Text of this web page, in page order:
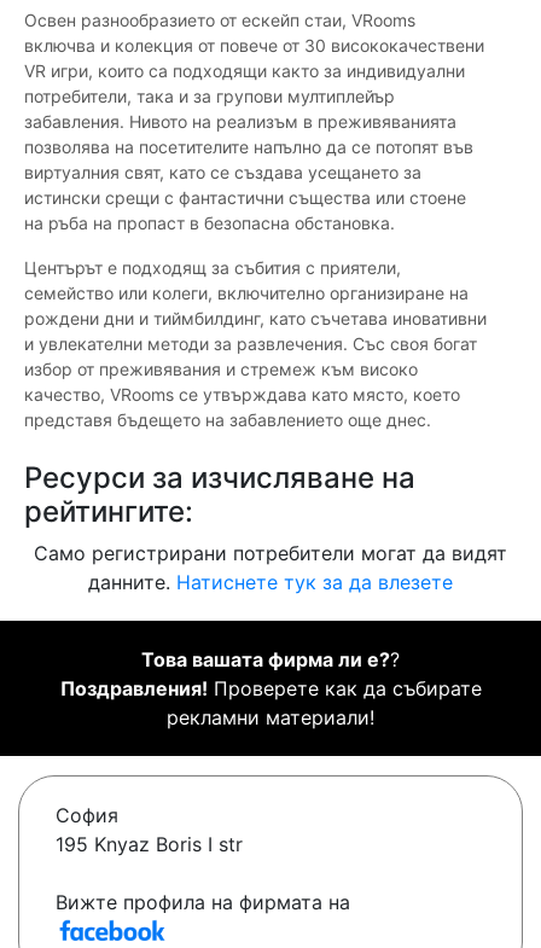
Освен разнообразието от ескейп стаи, VRooms
включва и колекция от повече от 30 висококачествени
VR игри, които са подходящи както за индивидуални
потребители, така и за групови мултиплейър
забавления. Нивото на реализъм в преживяванията
позволява на посетителите напълно да се потопят във
виртуалния свят, като се създава усещането за
истински срещи с фантастични същества или стоене
на ръба на пропаст в безопасна обстановка.
Центърът е подходящ за събития с приятели,
семейство или колеги, включително организиране на
рождени дни и тиймбилдинг, като съчетава иновативни
и увлекателни методи за развлечения. Със своя богат
избор от преживявания и стремеж към високо
качество, VRooms се утвърждава като място, което
представя бъдещето на забавлението още днес.
Ресурси за изчисляване на
рейтингите:
Само регистрирани потребители могат да видят
данните. Натиснете тук за да влезете
Това вашата фирма ли е??
Поздравления! Проверете как да събирате
рекламни материали!
София
195 Knyaz Boris I str
Вижте профила на фирмата на